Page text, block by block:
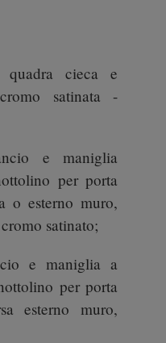
quadra cieca e
satinata -
e maniglia
per porta
o esterno muro,
satinato;
e maniglia a
per porta
esterno muro,